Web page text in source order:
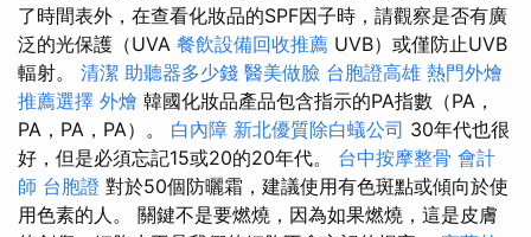
了時間表外，在查看化妝品的SPF因子時，請觀察是否有廣
泛的光保護（UVA 餐飲設備回收推薦 UVB）或僅防止UVB
輻射。 清潔 助聽器多少錢 醫美做臉 台胞證高雄 熱門外燴
推薦選擇 外燴 韓國化妝品產品包含指示的PA指數（PA，
PA，PA，PA）。 白內障 新北優質除白蟻公司 30年代也很
好，但是必須忘記15或20的20年代。 台中按摩整骨 會計
師 台胞證 對於50個防曬霜，建議使用有色斑點或傾向於使
用色素的人。 關鍵不是要燃燒，因為如果燃燒，這是皮膚